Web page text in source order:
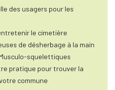
des usagers pour les
le cimetière
de désherbage à la main
squelettiques
pratique pour trouver la
commune